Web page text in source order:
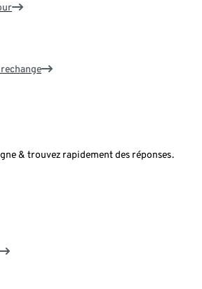
& trouvez rapidement des réponses.